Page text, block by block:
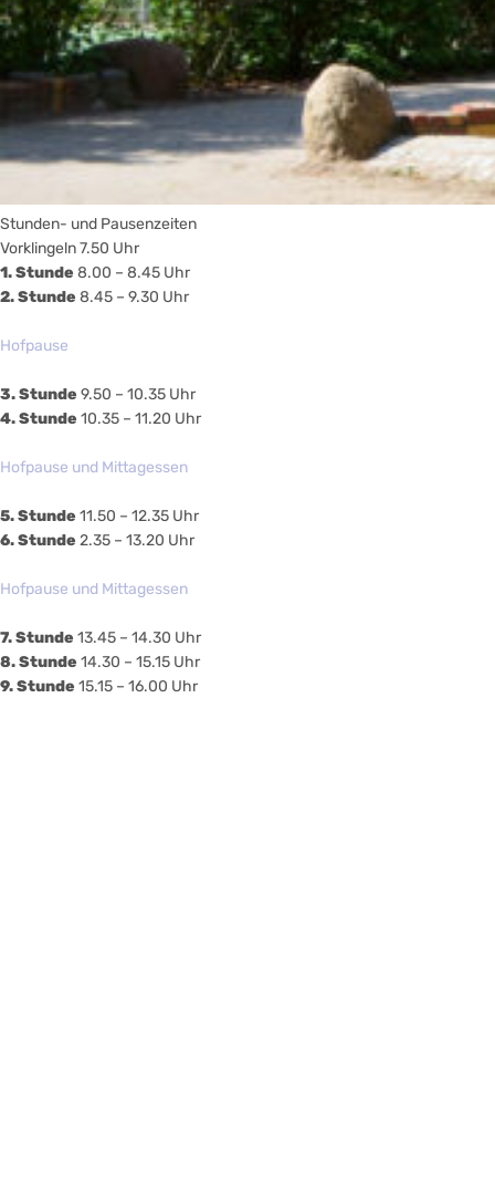
Stunden- und Pausenzeiten
Vorklingeln 7.50 Uhr
1. Stunde 8.00 – 8.45 Uhr
2. Stunde 8.45 – 9.30 Uhr
Hofpause
3. Stunde 9.50 – 10.35 Uhr
4. Stunde 10.35 – 11.20 Uhr
Hofpause und Mittagessen
5. Stunde 11.50 – 12.35 Uhr
6. Stunde 2.35 – 13.20 Uhr
Hofpause und Mittagessen
7. Stunde 13.45 – 14.30 Uhr
8. Stunde 14.30 – 15.15 Uhr
9. Stunde 15.15 – 16.00 Uhr